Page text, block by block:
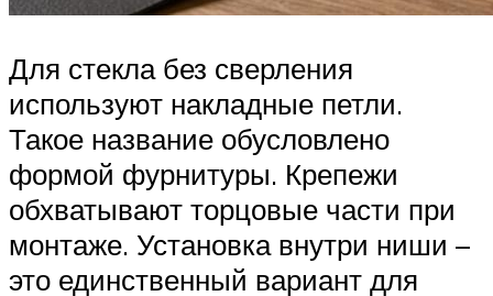
Для стекла без сверления
используют накладные петли.
Такое название обусловлено
формой фурнитуры. Крепежи
обхватывают торцовые части при
монтаже. Установка внутри ниши –
это единственный вариант для